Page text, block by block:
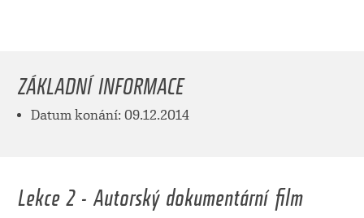
ZÁKLADNÍ INFORMACE
Datum konání: 09.12.2014
Lekce 2 - Autorský dokumentární film